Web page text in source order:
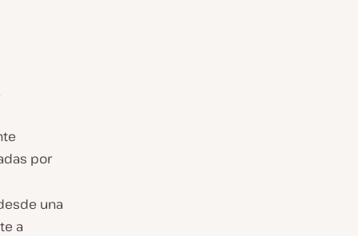
por
una
a